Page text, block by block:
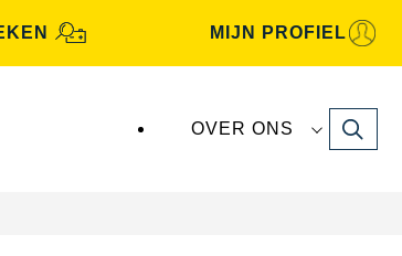
MIJN PROFIEL
OVER ONS Search